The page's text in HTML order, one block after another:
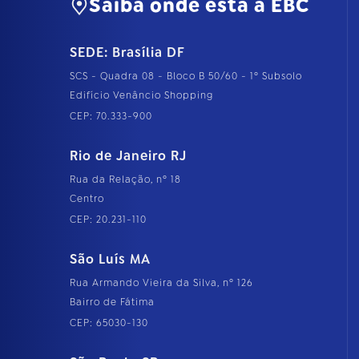
Saiba onde está a EBC
SEDE: Brasília DF
SCS - Quadra 08 - Bloco B 50/60 - 1º Subsolo
Edifício Venâncio Shopping
CEP: 70.333-900
Rio de Janeiro RJ
Rua da Relação, nº 18
Centro
CEP: 20.231-110
São Luís MA
Rua Armando Vieira da Silva, nº 126
Bairro de Fátima
CEP: 65030-130